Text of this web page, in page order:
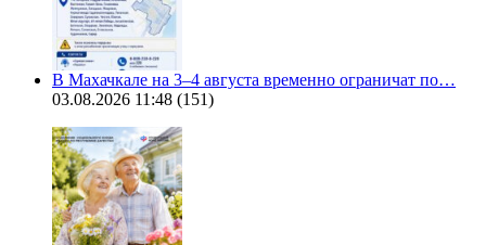
В Махачкале на 3–4 августа временно ограничат по…
03.08.2026 11:48 (151)